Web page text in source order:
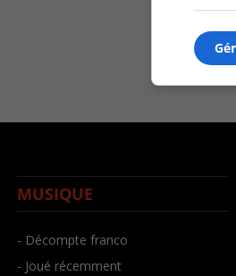
MUSIQUE
- Décompte franco
- Joué récemment